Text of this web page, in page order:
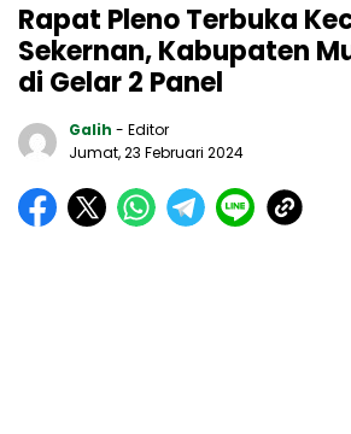
Rapat Pleno Terbuka
Sekernan, Kabupaten
di Gelar 2 Panel
Galih - Editor
Jumat, 23 Februari 2024